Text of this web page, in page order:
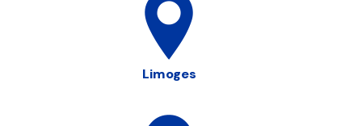
Limoges